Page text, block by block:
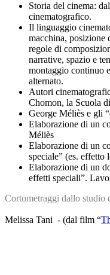
Storia del cinema:
cinematografico.
Il linguaggio
macchina, posizione
regole di
narrative, spazio e
montaggio continuo
alternato.
Autori
Chomon, la Scuola
George Méliès e gli
Elaborazione di un
Méliès
Elaborazione di un
speciale” (es. effetto
Elaborazione di un
effetti speciali”.
Cortometraggi dallo
Melissa Tani - (dal film “